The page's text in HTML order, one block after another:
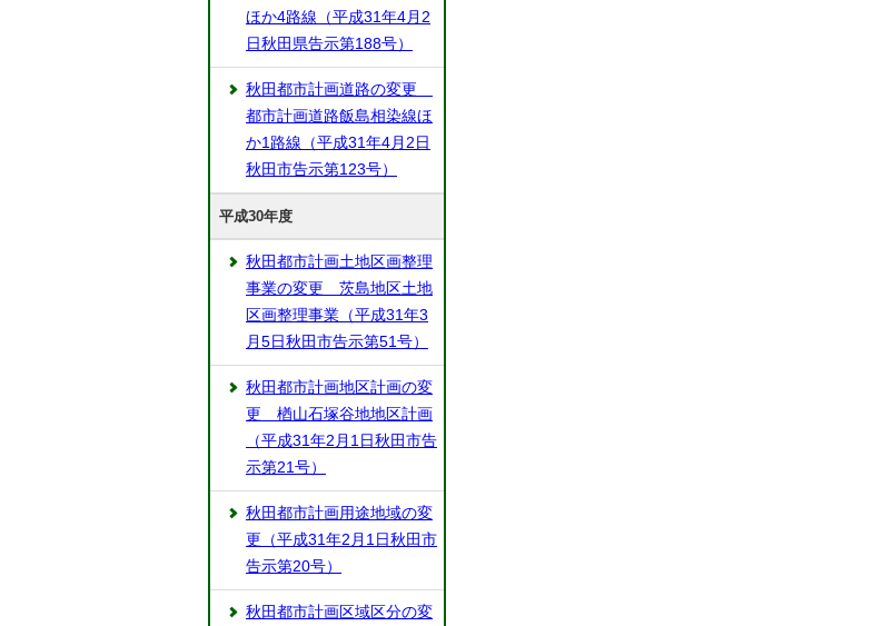
ほか4路線（平成31年4月2
日秋田県告示第188号）
秋田都市計画道路の変更
都市計画道路飯島相染線ほ
か1路線（平成31年4月2日
秋田市告示第123号）
平成30年度
秋田都市計画土地区画整理
事業の変更 茨島地区土地
区画整理事業（平成31年3
月5日秋田市告示第51号）
秋田都市計画地区計画の変
更 楢山石塚谷地地区計画
（平成31年2月1日秋田市告
示第21号）
秋田都市計画用途地域の変
更（平成31年2月1日秋田市
告示第20号）
秋田都市計画区域区分の変